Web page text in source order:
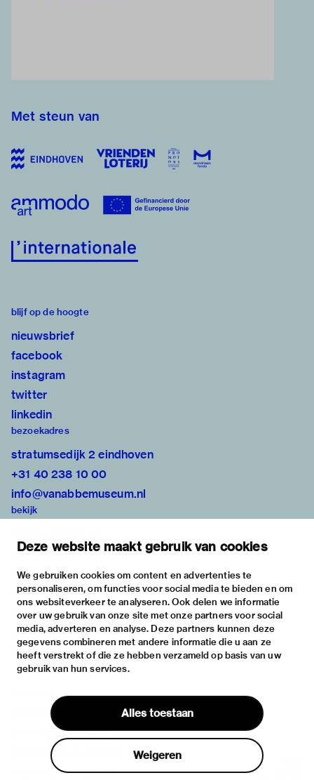
Deze website maakt gebruik van cookies
We gebruiken cookies om content en advertenties te
personaliseren, om functies voor social media te bieden en om
ons websiteverkeer te analyseren. Ook delen we informatie
over uw gebruik van onze site met onze partners voor social
media, adverteren en analyse. Deze partners kunnen deze
gegevens combineren met andere informatie die u aan ze
heeft verstrekt of die ze hebben verzameld op basis van uw
gebruik van hun services.
Alles toestaan
Weigeren
Met steun van
blijf op de hoogte
nieuwsbrief
facebook
instagram
twitter
linkedin
bezoekadres
stratumsedijk 2 eindhoven
+31 40 238 10 00
info@vanabbemuseum.nl
bekijk
activiteiten
praktische informatie
over
het museum
de collectie
fondsen & partners
huisregels
privacy & cookies
disclaimer & colofon
digitoegankelijkheid